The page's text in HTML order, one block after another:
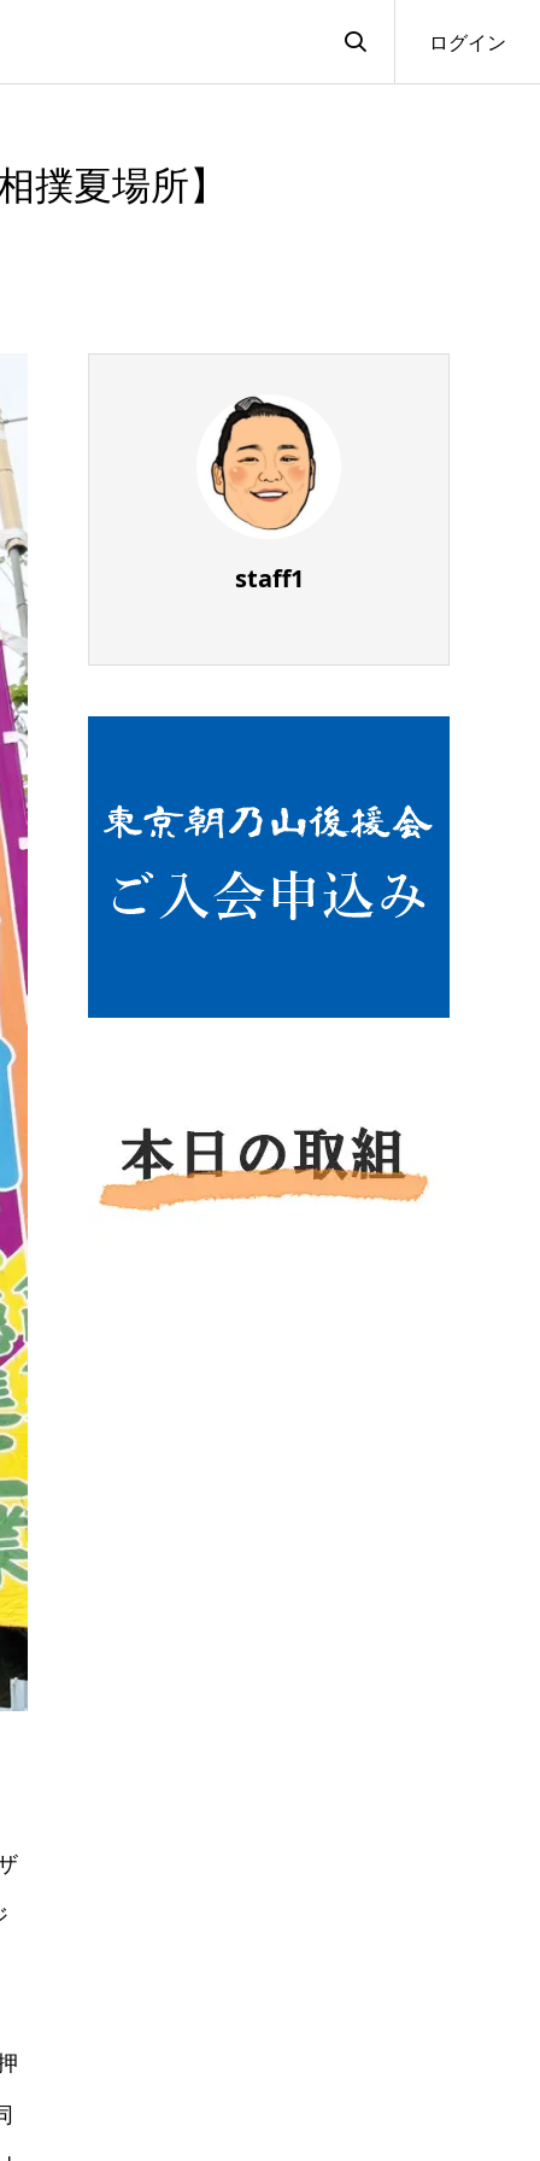
ログイン
撲夏場所】
staff1